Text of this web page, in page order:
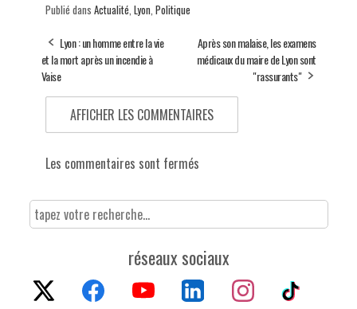
Publié dans Actualité Lyon Politique
Lyon : un homme entre la vie
et la mort après un incendie à
Vaise
Après son malaise, les examens
médicaux du maire de Lyon sont
"rassurants"
AFFICHER LES COMMENTAIRES
Les commentaires sont fermés
réseaux sociaux